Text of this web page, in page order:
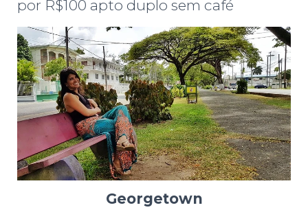
por R$100 apto duplo sem café
Georgetown